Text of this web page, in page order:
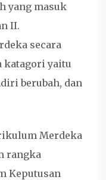
yang masuk
II.
secara
katagori yaitu
berubah, dan
Merdeka
rangka
Keputusan